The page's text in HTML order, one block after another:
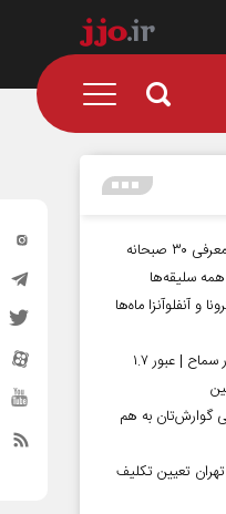
صبحانه چی درست کنم؟ معرفی ۳۰ صبحانه
سلیقه‌ها
و آنفلوآنزا ماه‌ها
ثبت‌نام ۲.۵ میلیون زائر در سماح | عبور ۱.۷
گوارش‌تان به هم
تعیین تکلیف